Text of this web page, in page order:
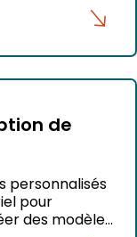
de
personnalisés
pour
des modèles